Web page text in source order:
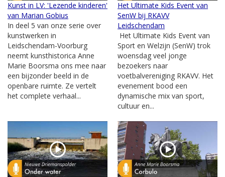
Kunst in LV: 'Lezende kinderen'
van Marian Gobius
In deel 5 van onze serie over
kunstwerken in
Leidschendam-Voorburg
neemt kunsthistorica Anne
Marie Boorsma ons mee naar
een bijzonder beeld in de
openbare ruimte. Ze vertelt
het complete verhaal...
Het Ultimate Kids Event van
SenW bij RKAVV
Leidschendam
Het Ultimate Kids Event van
Sport en Welzijn (SenW) trok
woensdag veel jonge
bezoekers naar
voetbalvereniging RKAVV. Het
evenement bood een
dynamische mix van sport,
cultuur en...